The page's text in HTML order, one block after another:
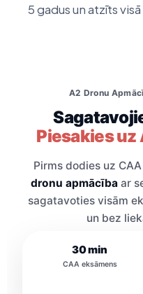
5 gadus un atzīts
A2 Dronu
Piesakies
Pirms dodies uz
dronu apmācība ar
sagatavoties visām
un bez
30 min
CAA eksāmens